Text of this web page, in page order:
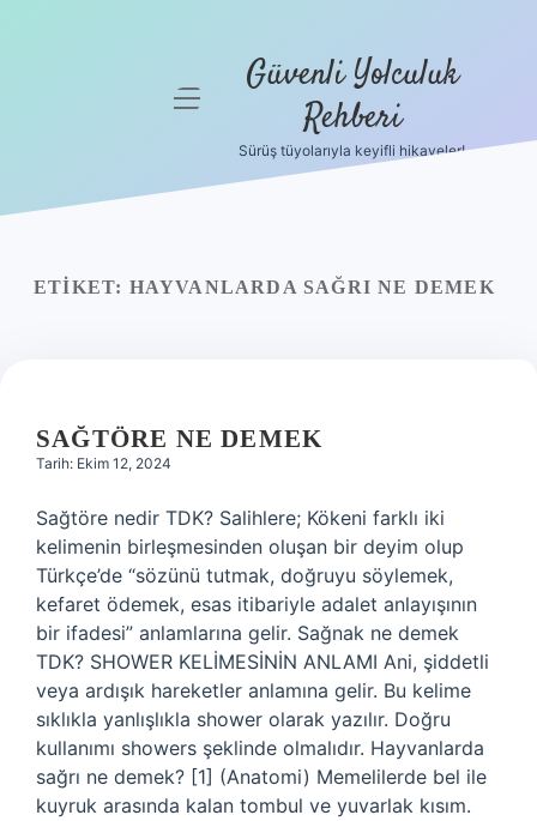
menüyü Güvenli Yolculuk
Rehberi
Sürüş tüyolarıyla keyifli hikayeler!
ETIKET: HAYVANLARDA SAĞRI NE DEMEK
SAĞTÖRE NE DEMEK
Tarih: Ekim 12, 2024
Sağtöre nedir TDK? Salihlere; Kökeni farklı iki
kelimenin birleşmesinden oluşan bir deyim olup
Türkçe’de “sözünü tutmak, doğruyu söylemek,
kefaret ödemek, esas itibariyle adalet anlayışının
bir ifadesi” anlamlarına gelir. Sağnak ne demek
TDK? SHOWER KELİMESİNİN ANLAMI Ani, şiddetli
veya ardışık hareketler anlamına gelir. Bu kelime
sıklıkla yanlışlıkla shower olarak yazılır. Doğru
kullanımı showers şeklinde olmalıdır. Hayvanlarda
sağrı ne demek? [1] (Anatomi) Memelilerde bel ile
kuyruk arasında kalan tombul ve yuvarlak kısım.